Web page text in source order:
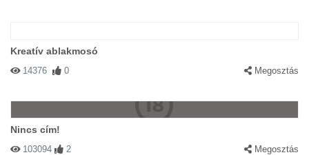
Kreatív ablakmosó
14376 0 Megosztás
Nincs cím!
103094 2 Megosztás